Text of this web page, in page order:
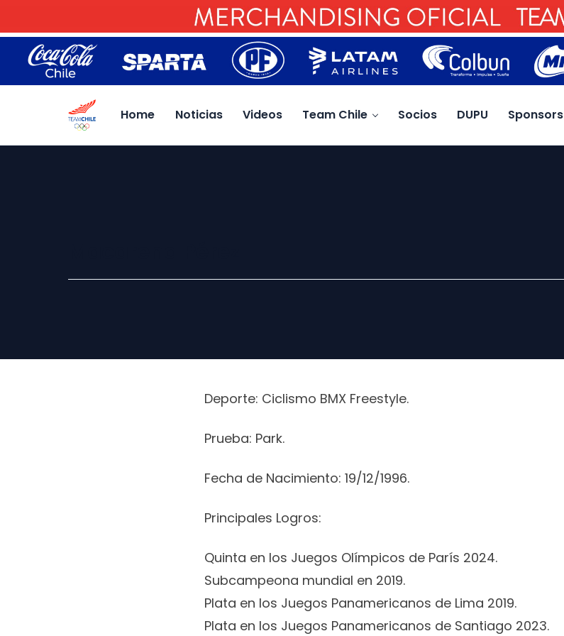
Home Noticias Videos Team Chile Socios DUPU Sponsors
Deporte: Ciclismo BMX Freestyle.
Prueba: Park.
Fecha de Nacimiento: 19/12/1996.
Principales Logros:
Quinta en los Juegos Olímpicos de París 2024.
Subcampeona mundial en 2019.
Plata en los Juegos Panamericanos de Lima 2019.
Plata en los Juegos Panamericanos de Santiago 2023.